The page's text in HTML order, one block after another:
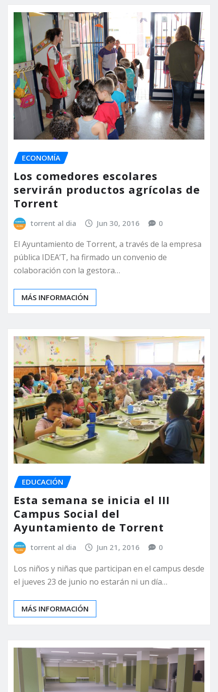
ECONOMÍA
Los comedores escolares
servirán productos agrícolas de
Torrent
torrent al dia Jun 30, 2016 0
El Ayuntamiento de Torrent, a través de la empresa
pública IDEA’T, ha firmado un convenio de
colaboración con la gestora…
MÁS INFORMACIÓN
EDUCACIÓN
Esta semana se inicia el III
Campus Social del
Ayuntamiento de Torrent
torrent al dia Jun 21, 2016 0
Los niños y niñas que participan en el campus desde
el jueves 23 de junio no estarán ni un día…
MÁS INFORMACIÓN